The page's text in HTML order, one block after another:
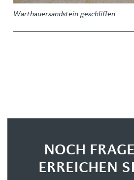
Warthauersandstein geschliffen
NOCH
ERREICHEN